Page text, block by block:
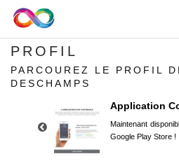
PROFIL
PARCOUREZ LE PROFIL
DESCHAMPS
Application
Maintenant
Google Play Store !